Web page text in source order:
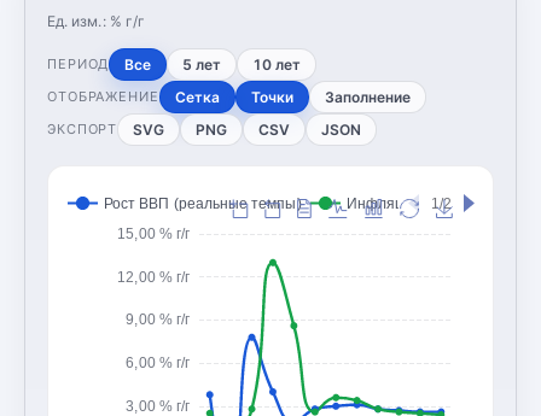
Ед. изм.: % г/г
ПЕРИОД Все 5 лет 10 лет
ОТОБРАЖЕНИЕ Сетка Точки Заполнение
ЭКСПОРТ SVG PNG CSV JSON
3,00 % г/г
6,00 % г/г
9,00 % г/г
12,00 % г/г
15,00 % г/г
Рост ВВП (реальные темпы) Инфляция (CPI,
1/2